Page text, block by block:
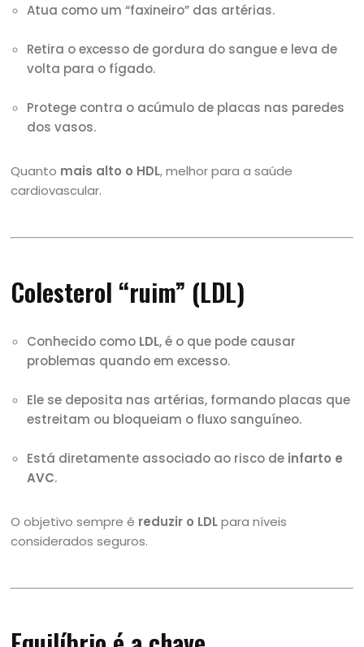
Atua como um “faxineiro” das artérias.
Retira o excesso de gordura do sangue e leva de
volta para o fígado.
Protege contra o acúmulo de placas nas paredes
dos vasos.
Quanto mais alto o HDL, melhor para a saúde
cardiovascular.
Colesterol “ruim” (LDL)
Conhecido como LDL, é o que pode causar
problemas quando em excesso.
Ele se deposita nas artérias, formando placas que
estreitam ou bloqueiam o fluxo sanguíneo.
Está diretamente associado ao risco de infarto e
AVC.
O objetivo sempre é reduzir o LDLpara níveis
considerados seguros.